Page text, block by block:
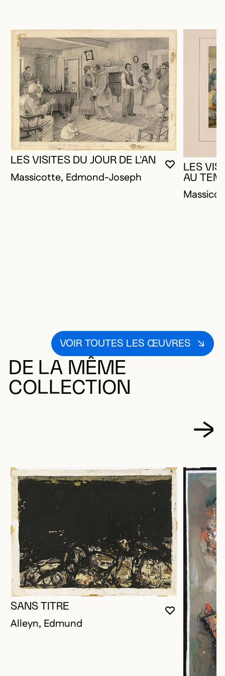
VOUS
FERMER
OUVRIR LA
LES VISITES DU JOUR DE L'AN
Massicotte, Edmond-Joseph
LES
AU
VOIR TOUTES LES ŒUVRES
DE LA MÊME
COLLECTION
VOUS
FERMER
OUVRIR LA
SANS TITRE
Alleyn, Edmund